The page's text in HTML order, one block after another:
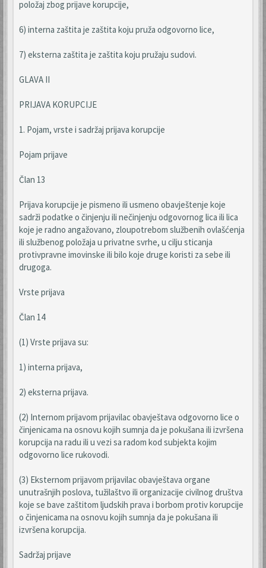
položaj zbog prijave korupcije,
6) interna zaštita je zaštita koju pruža odgovorno lice,
7) eksterna zaštita je zaštita koju pružaju sudovi.
GLAVA II
PRIJAVA KORUPCIJE
1. Pojam, vrste i sadržaj prijava korupcije
Pojam prijave
Član 13
Prijava korupcije je pismeno ili usmeno obavještenje koje
sadrži podatke o činjenju ili nečinjenju odgovornog lica ili lica
koje je radno angažovano, zloupotrebom službenih ovlašćenja
ili službenog položaja u privatne svrhe, u cilju sticanja
protivpravne imovinske ili bilo koje druge koristi za sebe ili
drugoga.
Vrste prijava
Član 14
(1) Vrste prijava su:
1) interna prijava,
2) eksterna prijava.
(2) Internom prijavom prijavilac obavještava odgovorno lice o
činjenicama na osnovu kojih sumnja da je pokušana ili izvršena
korupcija na radu ili u vezi sa radom kod subjekta kojim
odgovorno lice rukovodi.
(3) Eksternom prijavom prijavilac obavještava organe
unutrašnjih poslova, tužilaštvo ili organizacije civilnog društva
koje se bave zaštitom ljudskih prava i borbom protiv korupcije
o činjenicama na osnovu kojih sumnja da je pokušana ili
izvršena korupcija.
Sadržaj prijave